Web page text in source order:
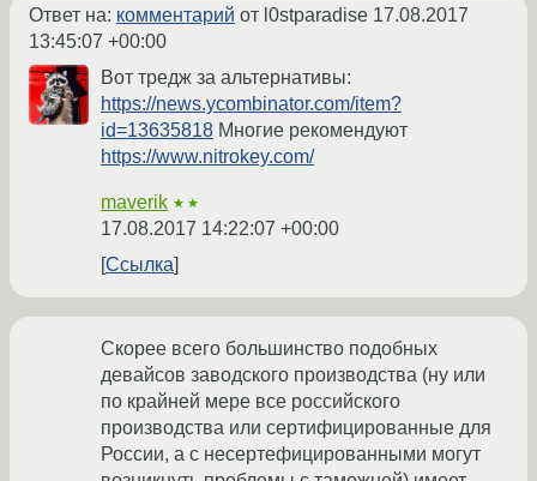
Ответ на: комментарий от l0stparadise 17.08.2017
13:45:07 +00:00
Вот тредж за альтернативы:
https://news.ycombinator.com/item?
id=13635818 Многие рекомендуют
https://www.nitrokey.com/
maverik ★★
17.08.2017 14:22:07 +00:00
Ссылка
Скорее всего большинство подобных
девайсов заводского производства (ну или
по крайней мере все российского
производства или сертифицированные для
России, а с несертефицированными могут